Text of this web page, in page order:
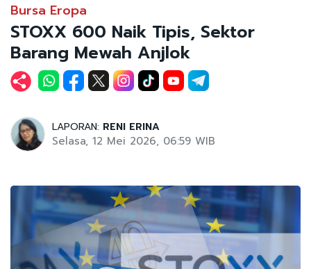
Bursa Eropa
STOXX 600 Naik Tipis, Sektor
Barang Mewah Anjlok
LAPORAN: RENI ERINA
Selasa, 12 Mei 2026, 06:59 WIB